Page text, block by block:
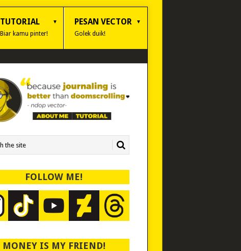
TUTORIAL
Biar kamu pinter!
PESAN VECTOR
Golek duik!
FOLLOW ME!
MONEY IS MY FRIEND!